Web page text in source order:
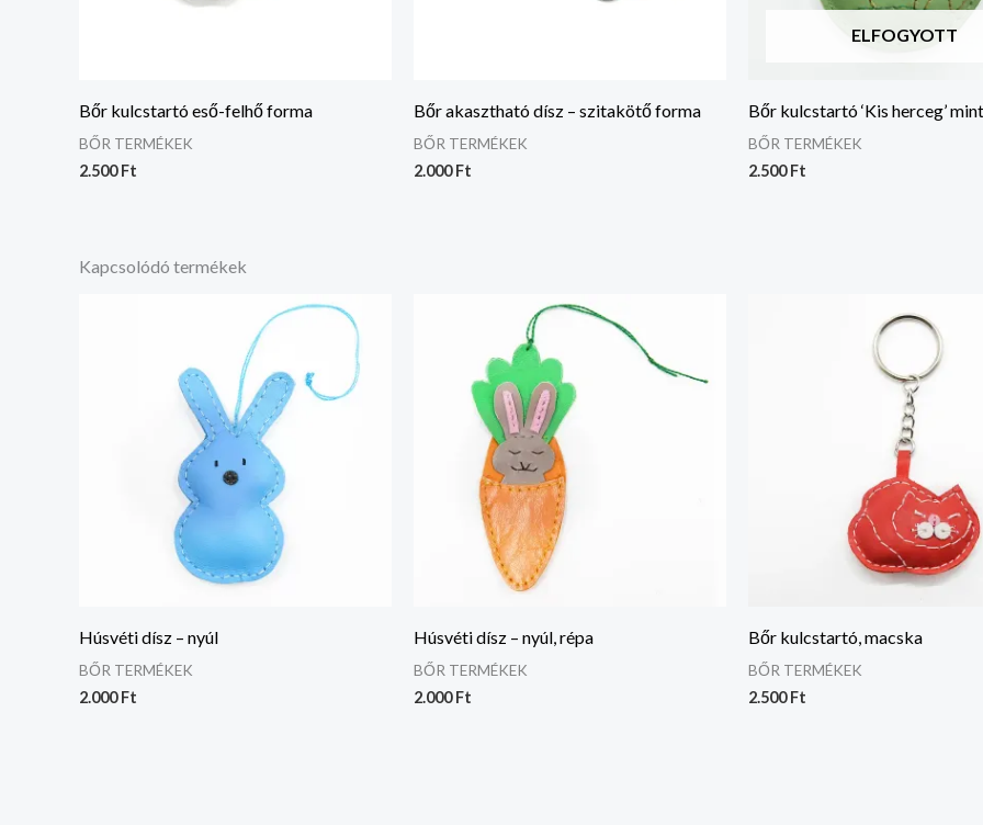
Bőr kulcstartó eső-felhő forma
BŐR TERMÉKEK
2.500Ft
Bőr akasztható dísz – szitakötő forma
BŐR TERMÉKEK
2.000Ft
ELFOGYOTT
Bőr kulcstartó ‘Kis herceg’
BŐR TERMÉKEK
2.500Ft
Kapcsolódó termékek
Húsvéti dísz – nyúl
BŐR TERMÉKEK
2.000Ft
Húsvéti dísz – nyúl, répa
BŐR TERMÉKEK
2.000Ft
Bőr kulcstartó, macska
BŐR TERMÉKEK
2.500Ft